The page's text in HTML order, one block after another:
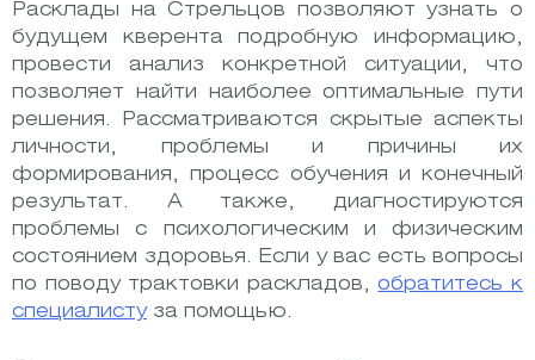
Расклады на Стрельцов позволяют узнать о
будущем кверента подробную информацию,
провести анализ конкретной ситуации, что
позволяет найти наиболее оптимальные пути
решения. Рассматриваются скрытые аспекты
личности, проблемы и причины их
формирования, процесс обучения и конечный
результат. А также, диагностируются
проблемы с психологическим и физическим
состоянием здоровья.
Если у вас есть вопросы
по поводу трактовки раскладов,обратитесь к
специалистуза помощью.